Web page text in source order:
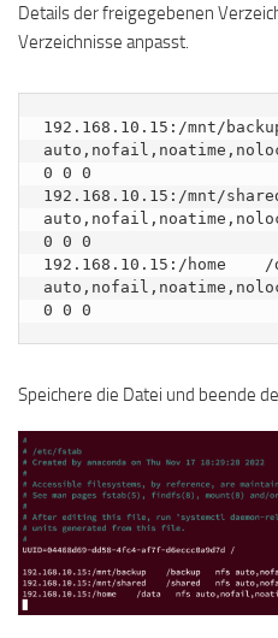
Details der freigegebenen
Verzeichnisse anpasst.
192.168.10.15:/mnt/
0 0 0
192.168.10.15:/mnt/
0 0 0
192.168.10.15:/home
0 0 0
Speichere die Datei und beende